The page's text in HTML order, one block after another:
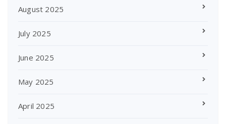
August 2025
July 2025
June 2025
May 2025
April 2025